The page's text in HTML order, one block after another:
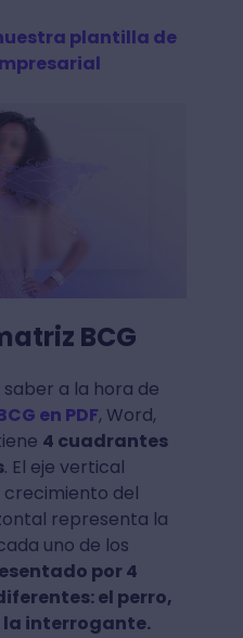
plantilla de
BCG
a la hora de
en PDF, Word,
4 cuadrantes
. El eje vertical
del
representa la
uno de los
por 4
el perro,
la interrogante.